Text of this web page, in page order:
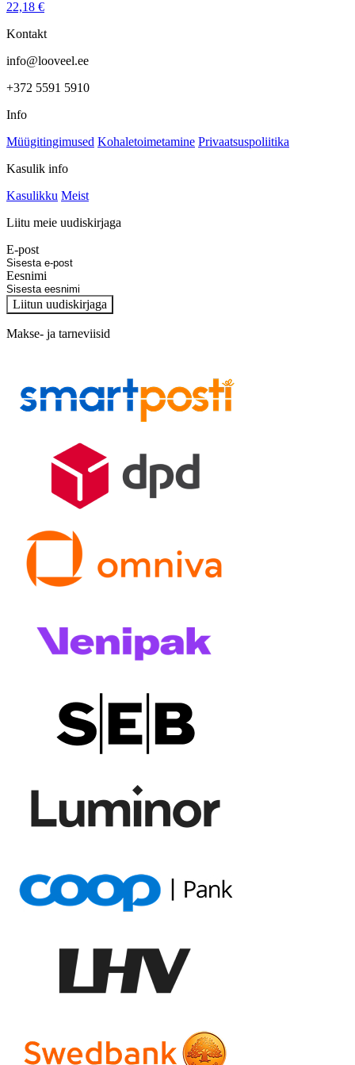
22,18 €
Kontakt
info@looveel.ee
+372 5591 5910
Info
Müügitingimused Kohaletoimetamine Privaatsuspoliitika
Kasulik info
Kasulikku Meist
Liitu meie uudiskirjaga
E-post
Eesnimi
Liitun uudiskirjaga
Makse- ja tarneviisid